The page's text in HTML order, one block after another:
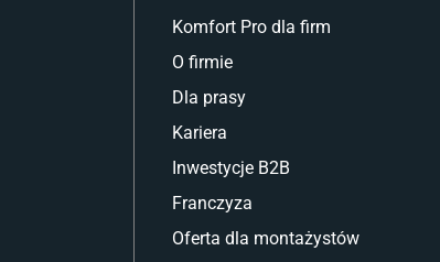
Komfort Pro dla firm
O firmie
Dla prasy
Kariera
Inwestycje B2B
Franczyza
Oferta dla montażystów